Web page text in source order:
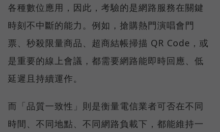
各種數位應用，因此，考驗的是網路服務在關鍵
時刻不中斷的能力。例如，搶購熱門演唱會門
票、秒殺限量商品、超商結帳掃描 QR Code，或
是重要的線上會議，都需要網路能即時回應、低
延遲且持續運作。
而「品質一致性」則是衡量電信業者可否在不同
時間、不同地點、不同網路負載下，都能維持一